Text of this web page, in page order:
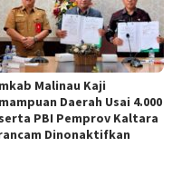
Malinau Kaji
Daerah Usai 4.000
PBI Pemprov Kaltara
Dinonaktifkan